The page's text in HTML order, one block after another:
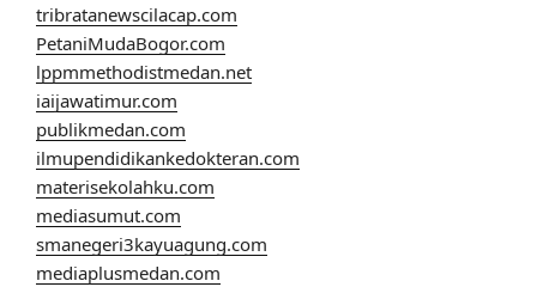
tribratanewscilacap.com
PetaniMudaBogor.com
lppmmethodistmedan.net
iaijawatimur.com
publikmedan.com
ilmupendidikankedokteran.com
materisekolahku.com
mediasumut.com
smanegeri3kayuagung.com
mediaplusmedan.com